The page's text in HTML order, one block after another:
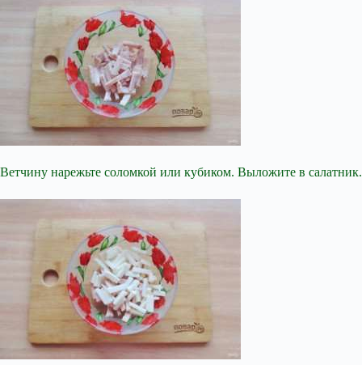
Ветчину нарежьте соломкой или кубиком. Выложите в салатник.